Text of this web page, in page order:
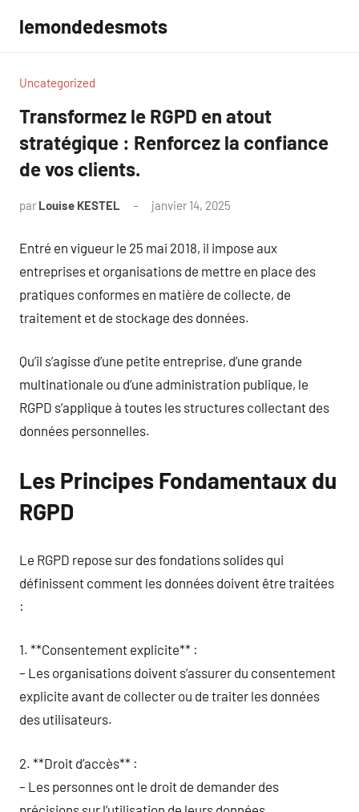
contenu
lemondedesmots
Uncategorized
Transformez le RGPD en atout
stratégique : Renforcez la confiance
de vos clients.
par Louise KESTEL janvier 14, 2025
Entré en vigueur le 25 mai 2018, il impose aux
entreprises et organisations de mettre en place des
pratiques conformes en matière de collecte, de
traitement et de stockage des données.
Qu’il s’agisse d’une petite entreprise, d’une grande
multinationale ou d’une administration publique, le
RGPD s’applique à toutes les structures collectant des
données personnelles.
Les Principes Fondamentaux du
RGPD
Le RGPD repose sur des fondations solides qui
définissent comment les données doivent être traitées
:
1. **Consentement explicite** :
– Les organisations doivent s’assurer du consentement
explicite avant de collecter ou de traiter les données
des utilisateurs.
2. **Droit d’accès** :
– Les personnes ont le droit de demander des